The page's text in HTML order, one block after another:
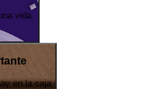
vida.
en la caja